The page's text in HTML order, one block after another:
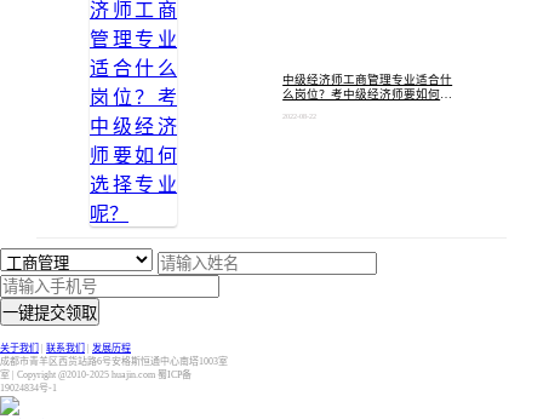
中级经济师工商管理专业适合什
么岗位？考中级经济师要如何选
2022-08-22
一键提交领取
关于我们 联系我们
发展历程
成都市青羊区西货站路6号安格斯恒通中心南塔1003室
室 | Copyright @2010-2025 huajin.com 蜀ICP备
19024834号-1